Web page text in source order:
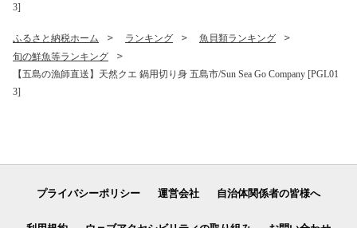
3]
ふるさと納税ホーム ランキング
魚貝類ランキング
旬の鮮魚等ランキング
【五島の漁師直送】天然クエ 鍋用切り身 五島市/Sun Sea Go Company [PGL01
3]
プライバシーポリシー 運営会社 自治体関係者の皆様へ